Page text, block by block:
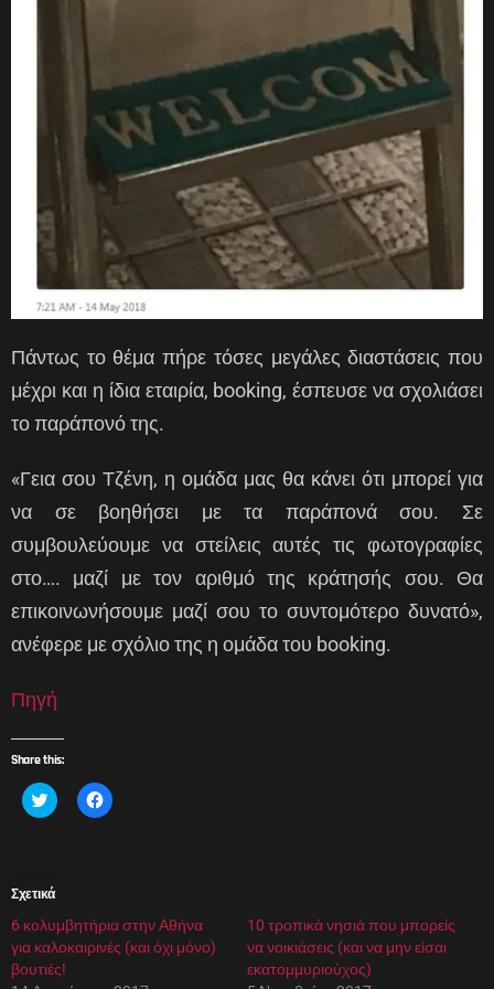
Πάντως το θέμα πήρε τόσες μεγάλες διαστάσεις που
μέχρι και η ίδια εταιρία, booking, έσπευσε να σχολιάσει
το παράπονό της.
«Γεια σου Τζένη, η ομάδα μας θα κάνει ότι μπορεί για
να σε βοηθήσει με τα παράπονά σου. Σε
συμβουλεύουμε να στείλεις αυτές τις φωτογραφίες
στο…. μαζί με τον αριθμό της κράτησής σου. Θα
επικοινωνήσουμε μαζί σου το συντομότερο δυνατό»,
ανέφερε με σχόλιο της η ομάδα του booking.
Πηγή
Share this:
Κ
λ
α
κ
ι
ν
ο
π
Π
α
α
κ
ο
Σχετικά
6 κολυμβητήρια στην Αθήνα
για καλοκαιρινές (και όχι μόνο)
βουτιές!
10 τροπικά νησιά που μπορείς
να νοικιάσεις (και να μην είσαι
εκατομμυριούχος)